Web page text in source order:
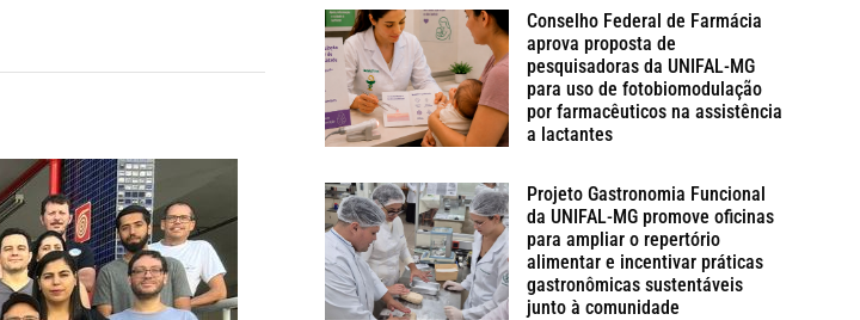
Conselho Federal de Farmácia
aprova proposta de
pesquisadoras da UNIFAL-MG
para uso de fotobiomodulação
por farmacêuticos na assistência
a lactantes
Projeto Gastronomia Funcional
da UNIFAL-MG promove oficinas
para ampliar o repertório
alimentar e incentivar práticas
gastronômicas sustentáveis
junto à comunidade